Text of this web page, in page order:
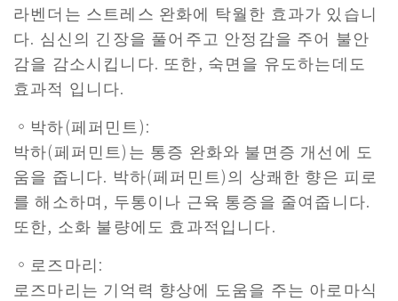
라벤더는 스트레스 완화에 탁월한 효과가 있습니
다. 심신의 긴장을 풀어주고 안정감을 주어 불안
감을 감소시킵니다. 또한, 숙면을 유도하는데도
효과적 입니다.
。박하(페퍼민트):
박하(페퍼민트)는 통증 완화와 불면증 개선에 도
움을 줍니다. 박하(페퍼민트)의 상쾌한 향은 피로
를 해소하며, 두통이나 근육 통증을 줄여줍니다.
또한, 소화 불량에도 효과적입니다.
。로즈마리:
로즈마리는 기억력 향상에 도움을 주는 아로마식